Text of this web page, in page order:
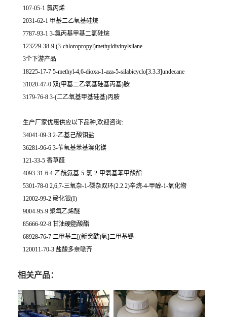
107-05-1 氯丙烯
2031-62-1 甲基二乙氧基硅烷
7787-93-1 3-氯丙基甲基二氯硅烷
123229-38-9 (3-chloropropyl)methyldivinylsilane
3个下游产品
18225-17-7 5-methyl-4,6-dioxa-1-aza-5-silabicyclo[3.3.3]undecane
31020-47-0 双(甲基二乙氧基硅基丙基)胺
3179-76-8 3-(二乙氧基甲基硅基)丙胺
生产厂家优惠供应以下品种,欢迎咨询:
34041-09-3 2-乙基己酸钼盐
36281-96-6 3-苄氧基苯基溴化镁
121-33-5 香草醛
4093-31-6 4-乙酰氨基-5-氯-2-甲氧基苯甲酸酯
5301-78-0 2,6,7-三氧杂-1-磷杂双环(2.2.2)辛烷-4-甲醇-1-氧化物
12002-99-2 碲化银(I)
9004-95-9 聚氧乙烯醚
85666-92-8 甘油硬脂酸酯
68928-76-7 二甲基二[(新癸酰)氧]二甲基锡
120011-70-3 盐酸多奈哌齐
相关产品：